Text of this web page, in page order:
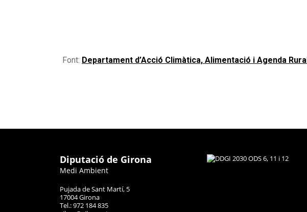
Font: Departament d’Acció Climàtica, Alimentació i Agenda Rural
Diputació de Girona
Medi Ambient
Pujada de Sant Martí, 5
17004 Girona
Tel.: 972 184 835